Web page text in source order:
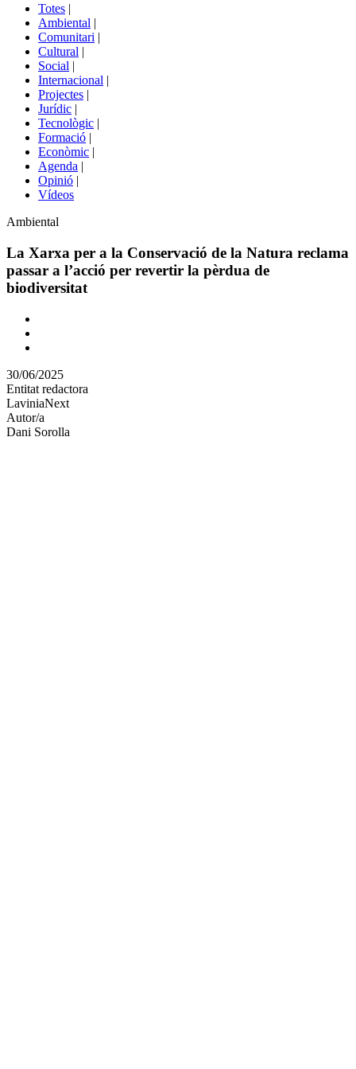
portals
Totes |
Ambiental |
Comunitari |
Cultural |
Social |
Internacional |
Projectes |
Jurídic |
Tecnològic |
Formació |
Econòmic |
Agenda |
Opinió |
Vídeos
Àmbit
la
Ambiental
La Xarxa per a la Conservació de la Natura reclama
passar a l’acció per revertir la pèrdua de
biodiversitat
Comparteix
altres
xarxes
socials
30/06/2025
Entitat redactora
LaviniaNext
Autor/a
Dani Sorolla